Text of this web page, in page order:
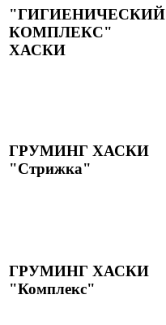
"ГИГИЕНИЧЕСКИЙ
КОМПЛЕКС"
ХАСКИ
ГРУМИНГ ХАСКИ
"Стрижка"
ГРУМИНГ ХАСКИ
"Комплекс"